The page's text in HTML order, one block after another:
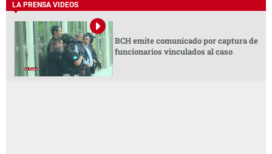
LA PRENSA VIDEOS
BCH emite comunicado por captura de
funcionarios vinculados al caso